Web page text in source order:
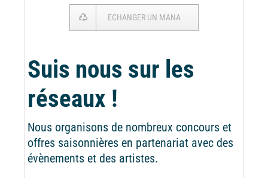
ECHANGER UN MANA
Suis nous sur les
réseaux !
Nous organisons de nombreux concours et
offres saisonnières en partenariat avec des
évènements et des artistes.